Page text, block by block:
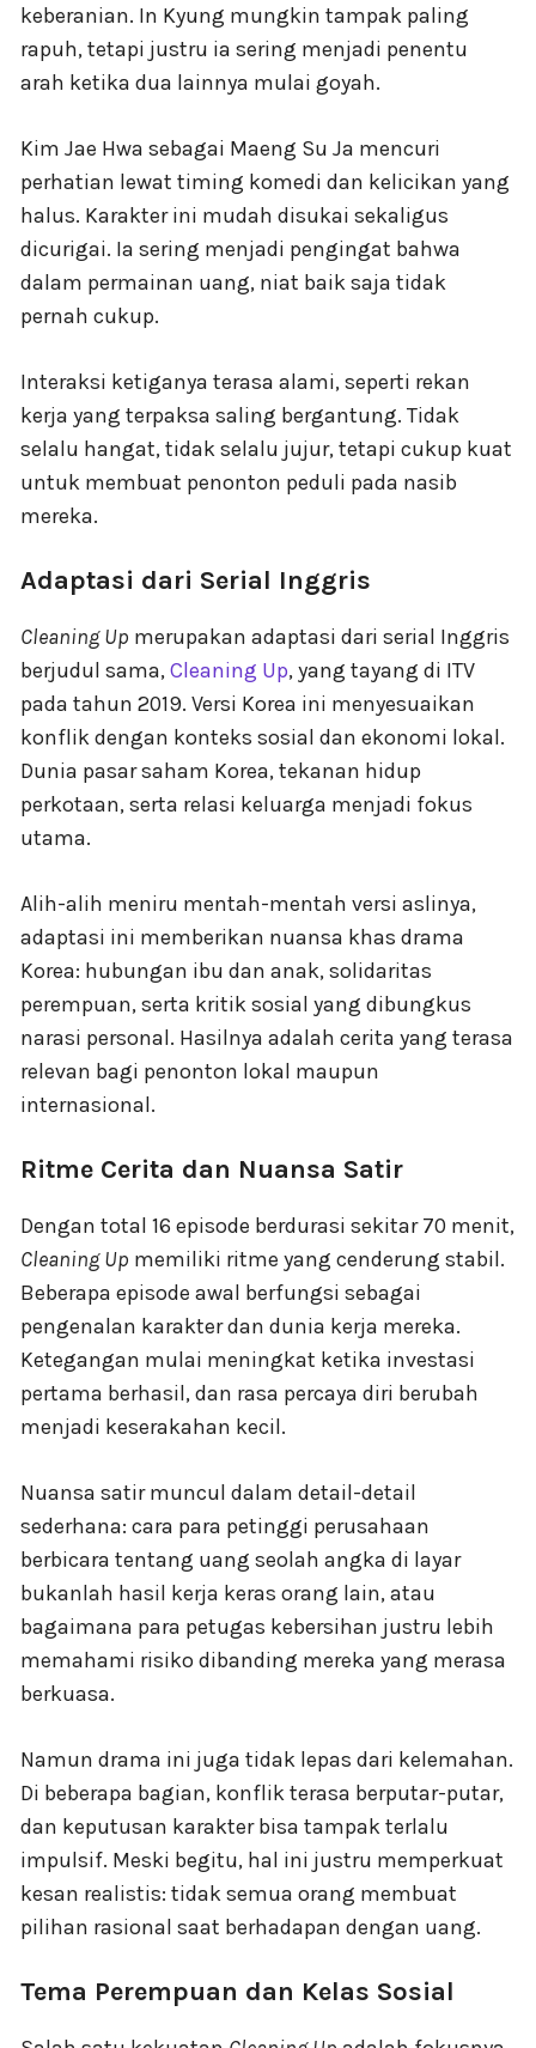
keberanian. In Kyung mungkin tampak paling
rapuh, tetapi justru ia sering menjadi penentu
arah ketika dua lainnya mulai goyah.
Kim Jae Hwa sebagai Maeng Su Ja mencuri
perhatian lewat timing komedi dan kelicikan yang
halus. Karakter ini mudah disukai sekaligus
dicurigai. Ia sering menjadi pengingat bahwa
dalam permainan uang, niat baik saja tidak
pernah cukup.
Interaksi ketiganya terasa alami, seperti rekan
kerja yang terpaksa saling bergantung. Tidak
selalu hangat, tidak selalu jujur, tetapi cukup kuat
untuk membuat penonton peduli pada nasib
mereka.
Adaptasi dari Serial Inggris
Cleaning Up merupakan adaptasi dari serial Inggris
berjudul sama,Cleaning Up, yang tayang di ITV
pada tahun 2019. Versi Korea ini menyesuaikan
konflik dengan konteks sosial dan ekonomi lokal.
Dunia pasar saham Korea, tekanan hidup
perkotaan, serta relasi keluarga menjadi fokus
utama.
Alih-alih meniru mentah-mentah versi aslinya,
adaptasi ini memberikan nuansa khas drama
Korea: hubungan ibu dan anak, solidaritas
perempuan, serta kritik sosial yang dibungkus
narasi personal. Hasilnya adalah cerita yang terasa
relevan bagi penonton lokal maupun
internasional.
Ritme Cerita dan Nuansa Satir
Dengan total 16 episode berdurasi sekitar 70 menit,
Cleaning Up memiliki ritme yang cenderung stabil.
Beberapa episode awal berfungsi sebagai
pengenalan karakter dan dunia kerja mereka.
Ketegangan mulai meningkat ketika investasi
pertama berhasil, dan rasa percaya diri berubah
menjadi keserakahan kecil.
Nuansa satir muncul dalam detail-detail
sederhana: cara para petinggi perusahaan
berbicara tentang uang seolah angka di layar
bukanlah hasil kerja keras orang lain, atau
bagaimana para petugas kebersihan justru lebih
memahami risiko dibanding mereka yang merasa
berkuasa.
Namun drama ini juga tidak lepas dari kelemahan.
Di beberapa bagian, konflik terasa berputar-putar,
dan keputusan karakter bisa tampak terlalu
impulsif. Meski begitu, hal ini justru memperkuat
kesan realistis: tidak semua orang membuat
pilihan rasional saat berhadapan dengan uang.
Tema Perempuan dan Kelas Sosial